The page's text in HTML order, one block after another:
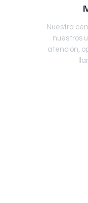
Nuestra
nuestros
atención,